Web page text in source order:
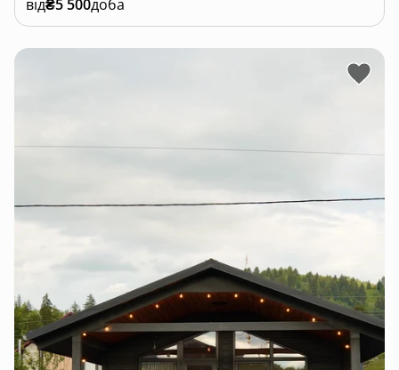
від₴5 500доба